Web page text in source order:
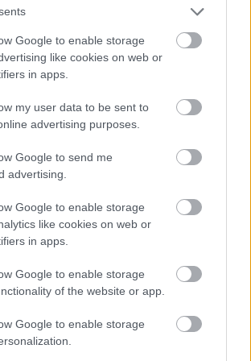
Google to enable storage
like cookies on web or
in apps.
my user data to be sent to
advertising purposes.
Google to send me
advertising.
Google to enable storage
like cookies on web or
in apps.
Google to enable storage
of the website or app.
Google to enable storage
készítettem elő, majd
kapták meg végső formájukat.
marha comb darabot, amiket
összedolgoztam egy tálban. Só,